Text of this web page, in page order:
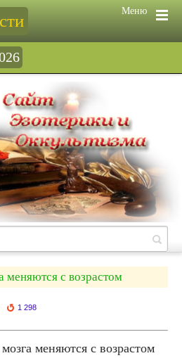
Меню
меняются с возрастом
1 298